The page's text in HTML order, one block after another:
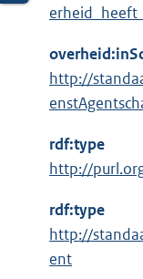
http://
rdf:type
E
t
e
r
http://
rdf:type
http://
ent